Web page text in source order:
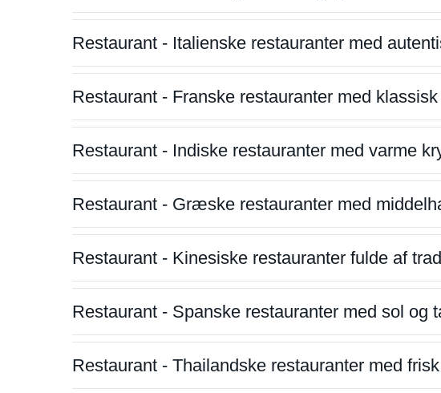
Restaurant - Italienske restauranter med
Restaurant - Franske restauranter med
Restaurant - Indiske restauranter med varme
Restaurant - Græske restauranter med
Restaurant - Kinesiske restauranter fulde af
Restaurant - Spanske restauranter med sol og
Restaurant - Thailandske restauranter med